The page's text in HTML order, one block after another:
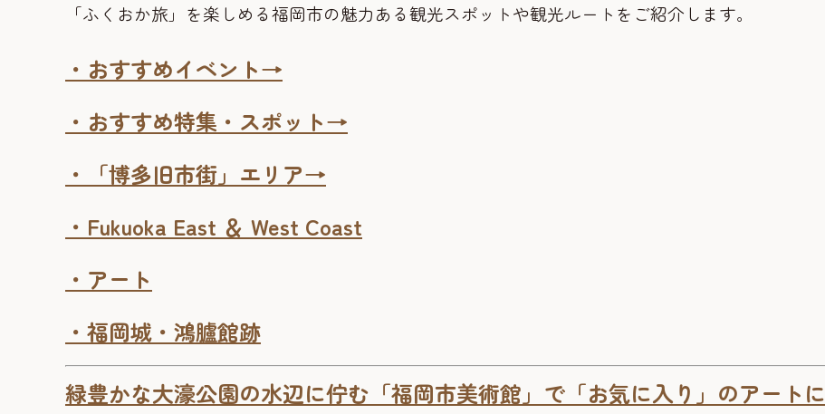
「ふくおか旅」を楽しめる福岡市の魅力ある観光スポットや観光ルートをご紹介します。
・おすすめイベント→
・おすすめ特集・スポット→
・「博多旧市街」エリア→
・Fukuoka East ＆ West Coast
・アート
・福岡城・鴻臚館跡
緑豊かな大濠公園の水辺に佇む「福岡市美術館」で「お気に入り」のアートに